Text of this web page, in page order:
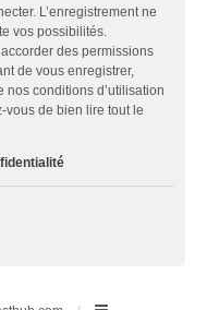
L’enregistrement ne
vos possibilités.
des permissions
de vous enregistrer,
nos conditions d’utilisation
vous de bien lire tout le